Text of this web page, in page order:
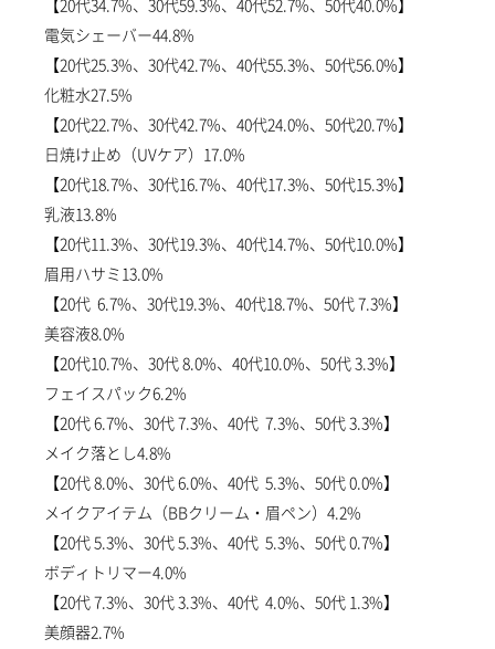
【20代34.7%、30代59.3%、40代52.7%、50代40.0%】
電気シェーバー44.8%
【20代25.3%、30代42.7%、40代55.3%、50代56.0%】
化粧水27.5%
【20代22.7%、30代42.7%、40代24.0%、50代20.7%】
日焼け止め（UVケア）17.0%
【20代18.7%、30代16.7%、40代17.3%、50代15.3%】
乳液13.8%
【20代11.3%、30代19.3%、40代14.7%、50代10.0%】
眉用ハサミ13.0%
【20代 6.7%、30代19.3%、40代18.7%、50代 7.3%】
美容液8.0%
【20代10.7%、30代 8.0%、40代10.0%、50代 3.3%】
フェイスパック6.2%
【20代 6.7%、30代 7.3%、40代 7.3%、50代 3.3%】
メイク落とし4.8%
【20代 8.0%、30代 6.0%、40代 5.3%、50代 0.0%】
メイクアイテム（BBクリーム・眉ペン）4.2%
【20代 5.3%、30代 5.3%、40代 5.3%、50代 0.7%】
ボディトリマー4.0%
【20代 7.3%、30代 3.3%、40代 4.0%、50代 1.3%】
美顔器2.7%